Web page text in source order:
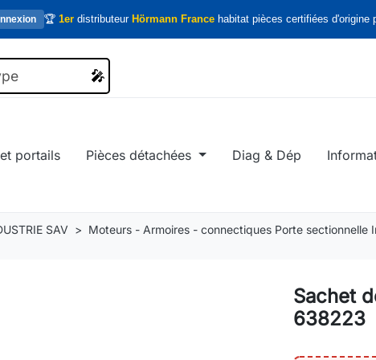
🏆 1er distributeur Hörmann France habitat pièces certifiées d'origine
🎤
🎤
portails Pièces détachées Diag & Dép
SAV
Moteurs - Armoires - connectiques Porte sectionnelle
Sachet
638223